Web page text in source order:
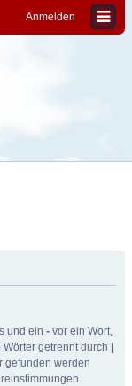
Anmelden
und ein - vor ein Wort,
getrennt durch
gefunden werden